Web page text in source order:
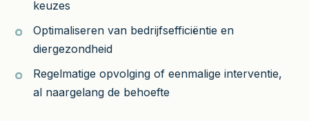
keuzes
Optimaliseren van bedrijfsefficiëntie en
diergezondheid
Regelmatige opvolging of eenmalige interventie,
al naargelang de behoefte